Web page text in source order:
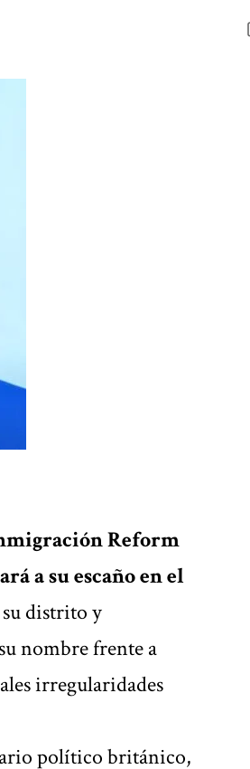
Reform
a su escaño en el
distrito y
nombre frente a
irregularidades
políticobritánico,